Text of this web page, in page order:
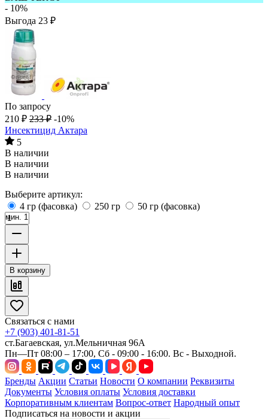
- 10%
Выгода 23 ₽
По запросу
210 ₽ 233 ₽ -10%
Инсектицид Актара
5
В наличии
В наличии
В наличии
Выберите артикул:
4 гр (фасовка)
250 гр 50 гр (фасовка)
мин. 1
В корзину
Связаться с нами
+7 (903) 401-81-51
ст.Багаевская, ул.Мельничная 96А
Пн—Пт 08:00 – 17:00, Сб - 09:00 - 16:00. Вс - Выходной.
Бренды Акции Статьи Новости О компании Реквизиты
Документы Условия оплаты Условия доставки
Корпоративным клиентам Вопрос-ответ Народный опыт
Подписаться на новости и акции